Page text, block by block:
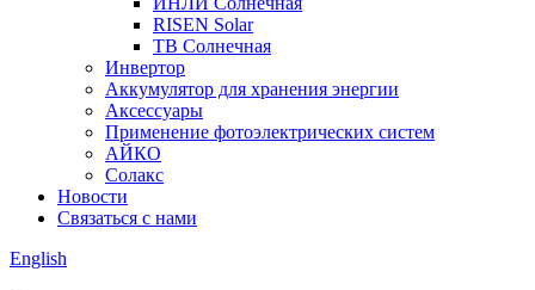
RISEN Solar
ТВ Солнечная
Инвертор
Аккумулятор для хранения энергии
Аксессуары
Применение фотоэлектрических систем
АЙКО
Солакс
Новости
Связаться с нами
English